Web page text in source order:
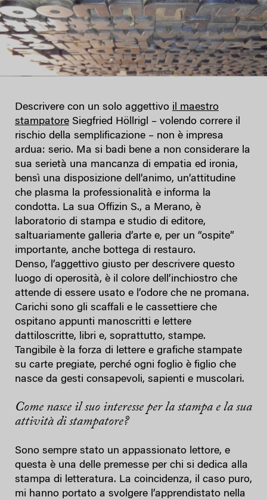
Descrivere con un solo aggettivo il maestro
stampatore Siegfried Höllrigl – volendo correre il
rischio della semplificazione – non è impresa
ardua: serio. Ma si badi bene a non considerare la
sua serietà una mancanza di empatia ed ironia,
bensì una disposizione dell’animo, un’attitudine
che plasma la professionalità e informa la
condotta. La sua Offizin S., a Merano, è
laboratorio di stampa e studio di editore,
saltuariamente galleria d’arte e, per un “ospite”
importante, anche bottega di restauro.
Denso, l’aggettivo giusto per descrivere questo
luogo di operosità, è il colore dell’inchiostro che
attende di essere usato e l’odore che ne promana.
Carichi sono gli scaffali e le cassettiere che
ospitano appunti manoscritti e lettere
dattiloscritte, libri e, soprattutto, stampe.
Tangibile è la forza di lettere e grafiche stampate
su carte pregiate, perché ogni foglio è figlio che
nasce da gesti consapevoli, sapienti e muscolari.
Come nasce il suo interesse per la stampa e la sua
attività di stampatore?
Sono sempre stato un appassionato lettore, e
questa è una delle premesse per chi si dedica alla
stampa di letteratura. La coincidenza, il caso puro,
mi hanno portato a svolgere l’apprendistato nella